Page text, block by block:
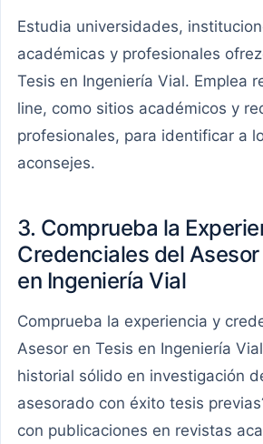
Estudia universidades,
académicas y profesionales
Tesis en Ingeniería Vial. Emplea
line, como sitios académicos y
profesionales, para identificar a
aconsejes.
3. Comprueba la
Credenciales del Asesor
en Ingeniería Vial
Comprueba la experiencia y
Asesor en Tesis en Ingeniería
historial sólido en investigación
asesorado con éxito tesis
con publicaciones en revistas